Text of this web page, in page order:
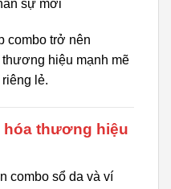
sự mới
combo trở nên
hiệu mạnh mẽ
lẻ.
hóa thương hiệu
combo sổ da và ví